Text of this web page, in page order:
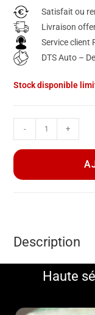
Satisfait ou
Livraison
Service client
DTS Auto –
Stock disponible
- +
Description
Haute